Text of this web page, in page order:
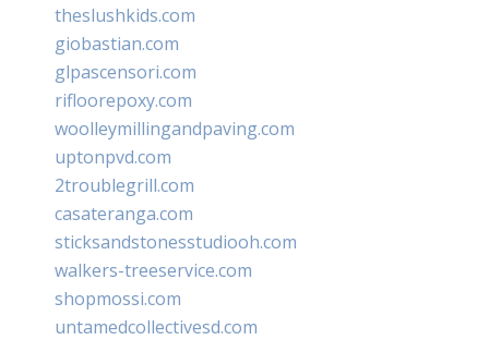
theslushkids.com
giobastian.com
glpascensori.com
rifloorepoxy.com
woolleymillingandpaving.com
uptonpvd.com
2troublegrill.com
casateranga.com
sticksandstonesstudiooh.com
walkers-treeservice.com
shopmossi.com
untamedcollectivesd.com